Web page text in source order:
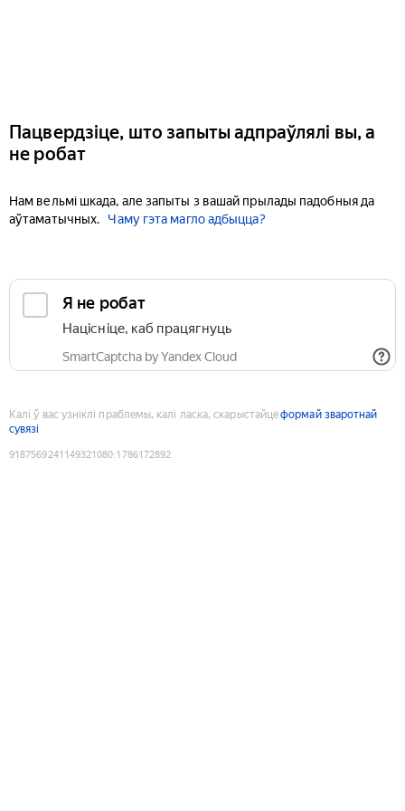
Пацвердзіце, што запыты адпраўлялі вы, а
не робат
Нам вельмі шкада, але запыты з вашай прылады падобныя да
аўтаматычных.
Чаму гэта магло адбыцца?
Я не робат
Націсніце, каб працягнуць
SmartCaptcha by Yandex Cloud
Калі ў вас узніклі праблемы, калі ласка, скарыстайцеформай зваротнай
сувязі
9187569241149321080:1786172892